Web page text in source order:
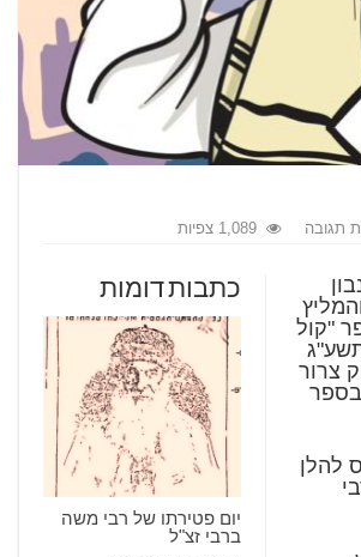
תגובה 1,089 צפיות
כתבות דומות
יום פטירתו של רבי משה
ברבי זצ"ל
"קול
צרור
בספר
להלן